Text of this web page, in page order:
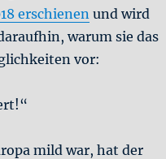
erschienen und wird
warum sie das
vor:
mild war, hat der